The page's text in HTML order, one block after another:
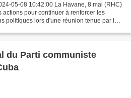
05-08 10:42:00 La Havane, 8 mai (RHC)
pour continuer à renforcer les
politiques lors d'une réunion tenue par le
du Parti communiste